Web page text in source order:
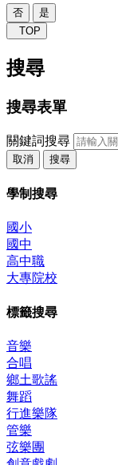
否
是
TOP
搜尋
搜尋表單
關鍵詞搜尋
取消 搜尋
學制搜尋
國小
國中
高中職
大專院校
標籤搜尋
音樂
合唱
鄉土歌謠
舞蹈
行進樂隊
管樂
弦樂團